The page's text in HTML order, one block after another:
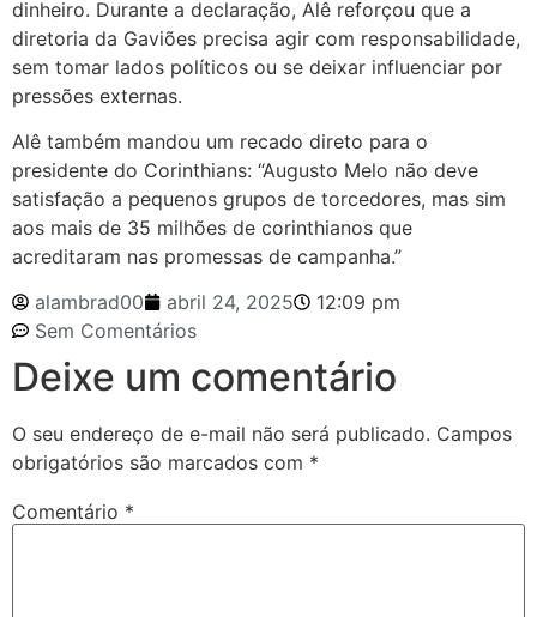
dinheiro. Durante a declaração, Alê reforçou que a
diretoria da Gaviões precisa agir com responsabilidade,
sem tomar lados políticos ou se deixar influenciar por
pressões externas.
Alê também mandou um recado direto para o
presidente do Corinthians: “Augusto Melo não deve
satisfação a pequenos grupos de torcedores, mas sim
aos mais de 35 milhões de corinthianos que
acreditaram nas promessas de campanha.”
alambrad00
abril 24, 2025
12:09 pm
Sem Comentários
Deixe um comentário
O seu endereço de e-mail não será publicado. Campos
obrigatórios são marcados com *
Comentário *